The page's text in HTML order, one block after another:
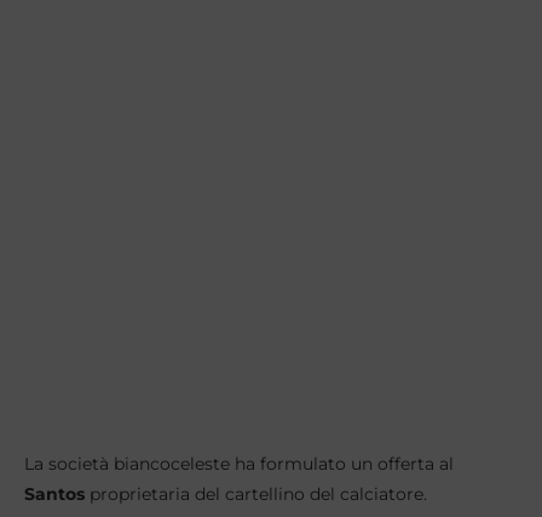
La società biancoceleste ha formulato un offerta al
Santos proprietaria del cartellino del calciatore.